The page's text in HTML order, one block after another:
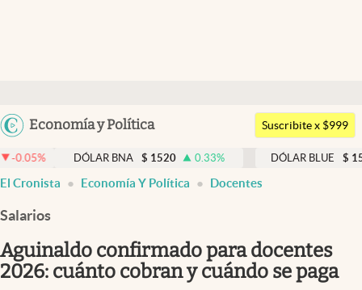
Argentina
Uruguay
Economía y Política
Members
Economía y Política
Finanzas y Mercados
Mercados Online
Negocios
Columnistas
Suscribite x $999
DÓLAR BNA $ 1520 0.33% DÓLAR BLUE $ 1540 -
El Cronista Economía Y Política Docentes
Salarios
Aguinaldo confirmado para docentes
2026: cuánto cobran y cuándo se paga